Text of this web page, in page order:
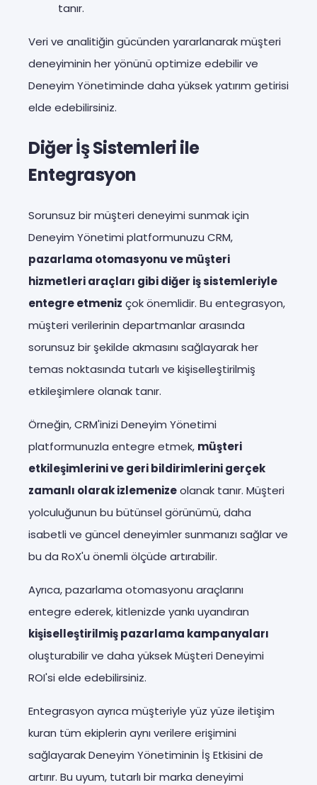
tanır.
Veri ve analitiğin gücünden yararlanarak müşteri
deneyiminin her yönünü optimize edebilir ve
Deneyim Yönetiminde daha yüksek yatırım getirisi
elde edebilirsiniz.
Diğer İş Sistemleri ile
Entegrasyon
Sorunsuz bir müşteri deneyimi sunmak için
Deneyim Yönetimi platformunuzu CRM,
pazarlama otomasyonu ve müşteri
hizmetleri araçları gibi diğer iş sistemleriyle
entegre etmeniz çok önemlidir. Bu entegrasyon,
müşteri verilerinin departmanlar arasında
sorunsuz bir şekilde akmasını sağlayarak her
temas noktasında tutarlı ve kişiselleştirilmiş
etkileşimlere olanak tanır.
Örneğin, CRM'inizi Deneyim Yönetimi
platformunuzla entegre etmek, müşteri
etkileşimlerini ve geri bildirimlerini gerçek
zamanlı olarak izlemenizeolanak tanır. Müşteri
yolculuğunun bu bütünsel görünümü, daha
isabetli ve güncel deneyimler sunmanızı sağlar ve
bu da RoX'u önemli ölçüde artırabilir.
Ayrıca, pazarlama otomasyonu araçlarını
entegre ederek, kitlenizde yankı uyandıran
kişiselleştirilmiş pazarlama kampanyaları
oluşturabilir ve daha yüksek Müşteri Deneyimi
ROI'si elde edebilirsiniz.
Entegrasyon ayrıca müşteriyle yüz yüze iletişim
kuran tüm ekiplerin aynı verilere erişimini
sağlayarak Deneyim Yönetiminin İş Etkisini de
artırır. Bu uyum, tutarlı bir marka deneyimi